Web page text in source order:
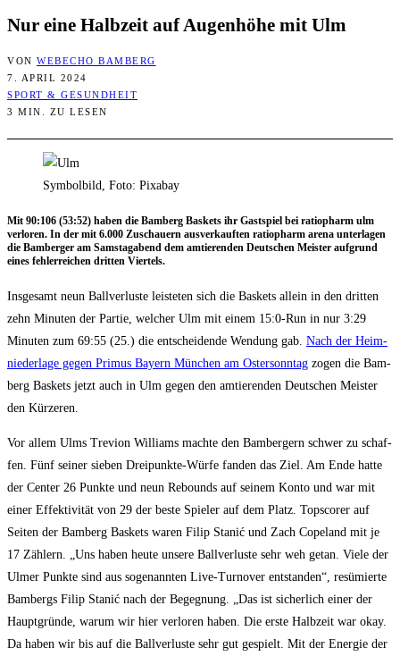
Nur eine Halb­zeit auf Augen­hö­he mit Ulm
VON WEBECHO BAMBERG
7. APRIL 2024
SPORT & GESUNDHEIT
3 MIN. ZU LESEN
Symbolbild, Foto: Pixabay
Mit 90:106 (53:52) haben die Bam­berg Bas­kets ihr Gast­spiel bei ratio­ph­arm ulm
ver­lo­ren. In der mit 6.000 Zuschau­ern aus­ver­kauf­ten ratio­ph­arm are­na unter­la­gen
die Bam­ber­ger am Sams­tag­abend dem amtie­ren­den Deut­schen Meis­ter auf­grund
eines feh­ler­rei­chen drit­ten Viertels.
Ins­ge­samt neun Ball­ver­lus­te leis­te­ten sich die Bas­kets allein in den drit­ten
zehn Minu­ten der Par­tie, wel­cher Ulm mit einem 15:0‑Run in nur 3:29
Minu­ten zum 69:55 (25.) die ent­schei­den­de Wen­dung gab. Nach der Heim­
nie­der­la­ge gegen Pri­mus Bay­ern Mün­chen am Oster­sonn­tag zogen die Bam­
berg Bas­kets jetzt auch in Ulm gegen den amtie­ren­den Deut­schen Meis­ter
den Kürzeren.
Vor allem Ulms Tre­vi­on Wil­liams mach­te den Bam­ber­gern schwer zu schaf­
fen. Fünf sei­ner sie­ben Drei­punk­te-Wür­fe fan­den das Ziel. Am Ende hat­te
der Cen­ter 26 Punk­te und neun Rebounds auf sei­nem Kon­to und war mit
einer Effek­ti­vi­tät von 29 der bes­te Spie­ler auf dem Platz. Tops­corer auf
Sei­ten der Bam­berg Bas­kets waren Filip Sta­nić und Zach Cope­land mit je
17 Zäh­lern. „Uns haben heu­te unse­re Ball­ver­lus­te sehr weh getan. Vie­le der
Ulmer Punk­te sind aus soge­nann­ten Live-Tur­no­ver ent­stan­den“, resü­mier­te
Bam­bergs Filip Sta­nić nach der Begeg­nung. „Das ist sicher­lich einer der
Haupt­grün­de, war­um wir hier ver­lo­ren haben. Die ers­te Halb­zeit war okay.
Da haben wir bis auf die Ball­ver­lus­te sehr gut gespielt. Mit der Ener­gie der